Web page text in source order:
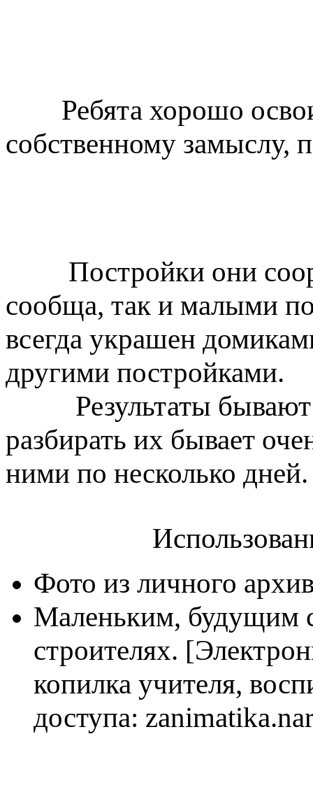
Ребята хорошо
собственному замыслу,
Постройки они
сообща, так и малыми
всегда украшен
другими постройками.
Результаты бывают
разбирать их бывает
ними по несколько дней.
Фото из личного
Маленьким, будущим
строителях.
копилка учителя,
доступа: